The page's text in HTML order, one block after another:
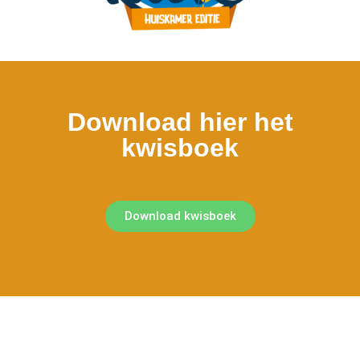
Download hier het
kwisboek
Download kwisboek